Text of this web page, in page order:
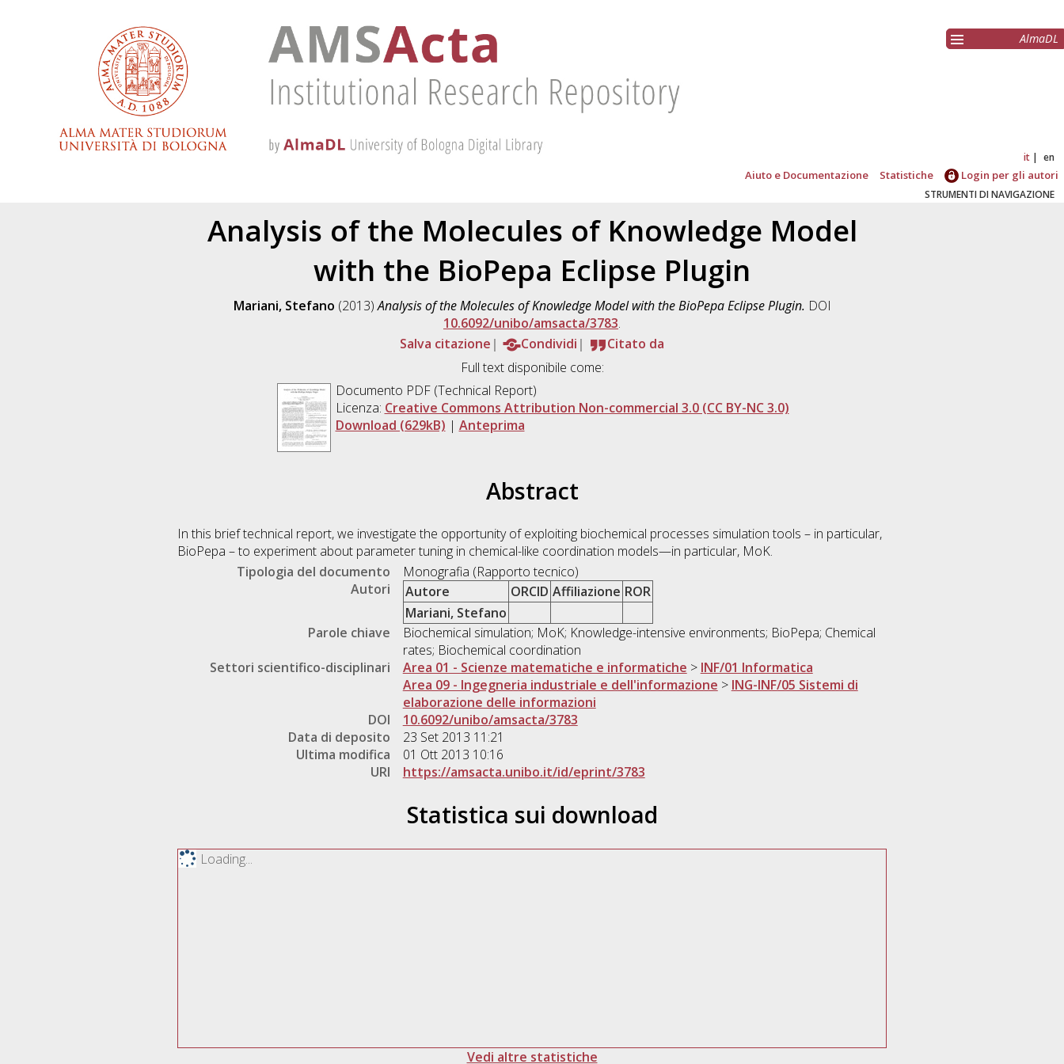
AlmaDL
it en
Aiuto e Documentazione Statistiche Login per gli autori
STRUMENTI DI NAVIGAZIONE
Analysis of the Molecules of Knowledge Model
with the BioPepa Eclipse Plugin
Mariani, Stefano (2013)Analysis of the Molecules of Knowledge Model with the BioPepa Eclipse Plugin. DOI
10.6092/unibo/amsacta/3783.
Salva citazione
Condividi
Citato da
Full text disponibile come:
Documento PDF (Technical Report)
Licenza: Creative Commons Attribution Non-commercial 3.0 (CC BY-NC 3.0)
Download (629kB) | Anteprima
Abstract
In this brief technical report, we investigate the opportunity of exploiting biochemical processes simulation tools – in particular,
BioPepa – to experiment about parameter tuning in chemical-like coordination models—in particular, MoK.
Tipologia del documento
Monografia (Rapporto tecnico)
Autori
Autore ORCID Affiliazione ROR
Mariani, Stefano
Parole chiave
Biochemical simulation; MoK; Knowledge-intensive environments; BioPepa; Chemical
rates; Biochemical coordination
Settori scientifico-disciplinari
Area 01 - Scienze matematiche e informatiche > INF/01 Informatica
Area 09 - Ingegneria industriale e dell'informazione > ING-INF/05 Sistemi di
elaborazione delle informazioni
DOI
10.6092/unibo/amsacta/3783
Data di deposito
23 Set 2013 11:21
Ultima modifica
01 Ott 2013 10:16
URI
https://amsacta.unibo.it/id/eprint/3783
Statistica sui download
Loading...
Vedi altre statistiche